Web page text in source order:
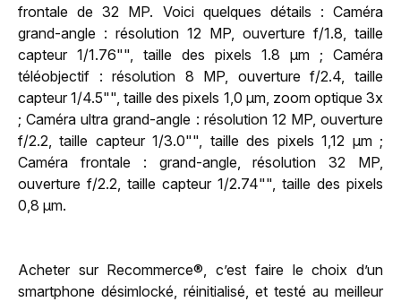
frontale de 32 MP. Voici quelques détails : Caméra
grand-angle : résolution 12 MP, ouverture f/1.8, taille
capteur 1/1.76"", taille des pixels 1.8 µm ; Caméra
téléobjectif : résolution 8 MP, ouverture f/2.4, taille
capteur 1/4.5"", taille des pixels 1,0 µm, zoom optique 3x
; Caméra ultra grand-angle : résolution 12 MP, ouverture
f/2.2, taille capteur 1/3.0"", taille des pixels 1,12 µm ;
Caméra frontale : grand-angle, résolution 32 MP,
ouverture f/2.2, taille capteur 1/2.74"", taille des pixels
0,8 µm.
Acheter sur Recommerce®, c’est faire le choix d’un
smartphone désimlocké, réinitialisé, et testé au meilleur